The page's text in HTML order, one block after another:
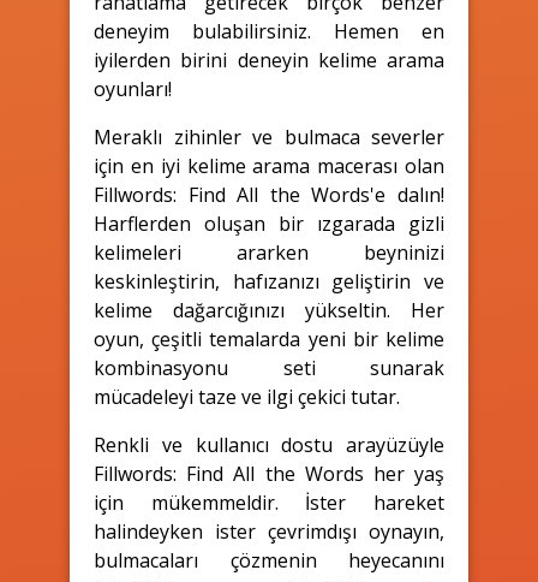
deneyim bulabilirsiniz. Hemen en
iyilerden birini deneyin kelime arama
oyunları!
Meraklı zihinler ve bulmaca severler
için en iyi kelime arama macerası olan
Fillwords: Find All the Words'e dalın!
Harflerden oluşan bir ızgarada gizli
kelimeleri ararken beyninizi
keskinleştirin, hafızanızı geliştirin ve
kelime dağarcığınızı yükseltin. Her
oyun, çeşitli temalarda yeni bir kelime
kombinasyonu seti sunarak
mücadeleyi taze ve ilgi çekici tutar.
Renkli ve kullanıcı dostu arayüzüyle
Fillwords: Find All the Words her yaş
için mükemmeldir. İster hareket
halindeyken ister çevrimdışı oynayın,
bulmacaları çözmenin heyecanını